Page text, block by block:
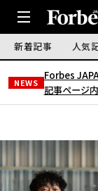
新着記事 人気
NEWS
Forbes
記事ページ